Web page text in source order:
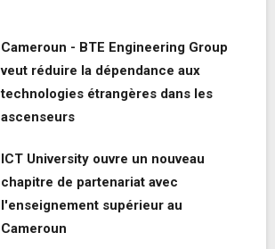
Cameroun - BTE Engineering Group
veut réduire la dépendance aux
technologies étrangères dans les
ascenseurs
ICT University ouvre un nouveau
chapitre de partenariat avec
l'enseignement supérieur au
Cameroun